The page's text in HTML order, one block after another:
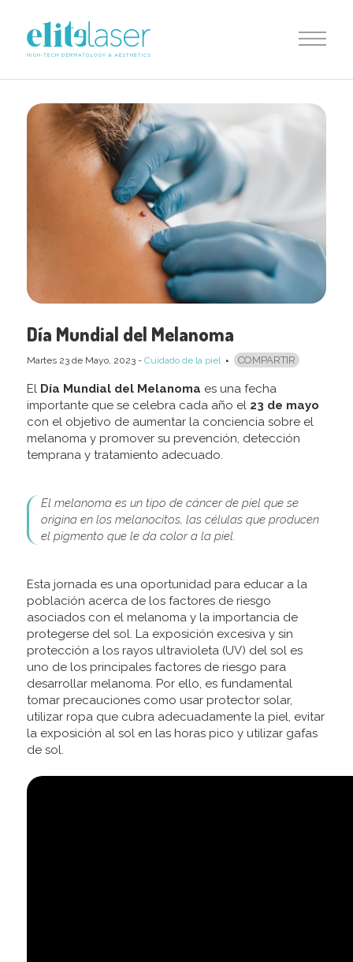
Día Mundial del Melanoma
Martes 23 deMayo, 2023- Cuidado de la piel COMPARTIR
El Día Mundial del Melanoma es una fecha
importante que se celebra cada año el 23 de mayo
con el objetivo de aumentar la conciencia sobre el
melanoma y promover su prevención, detección
temprana y tratamiento adecuado.
El melanoma es un tipo de cáncer de piel que se
origina en los melanocitos, las células que producen
el pigmento que le da color a la piel.
Esta jornada es una oportunidad para educar a la
población acerca de los factores de riesgo
asociados con el melanoma y la importancia de
protegerse del sol. La exposición excesiva y sin
protección a los rayos ultravioleta (UV) del sol es
uno de los principales factores de riesgo para
desarrollar melanoma. Por ello, es fundamental
tomar precauciones como usar protector solar,
utilizar ropa que cubra adecuadamente la piel, evitar
la exposición al sol en las horas pico y utilizar gafas
de sol.